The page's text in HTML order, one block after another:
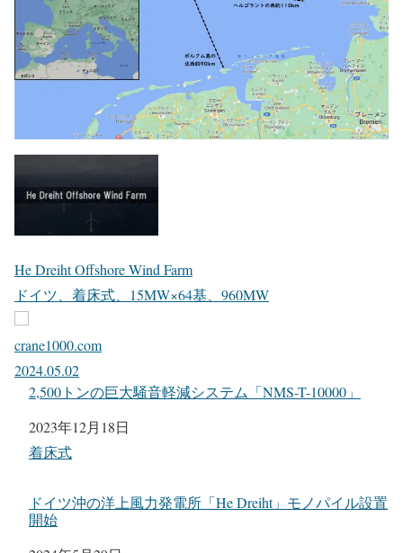
He Dreiht Offshore Wind Farm
ドイツ、着床式、15MW×64基、960MW
crane1000.com
2024.05.02
2,500トンの巨大騒音軽減システム「NMS-T-10000」
日付
2023年12月18日
関連理由
着床式
ドイツ沖の洋上風力発電所「He Dreiht」モノパイル設置
開始